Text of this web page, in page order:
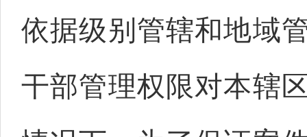
依据级别管辖和地域
干部管理权限对本辖